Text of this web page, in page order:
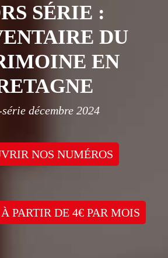
SÉRIE :
DU
EN
décembre 2024
NOS NUMÉROS
PARTIR DE 4€ PAR MOIS